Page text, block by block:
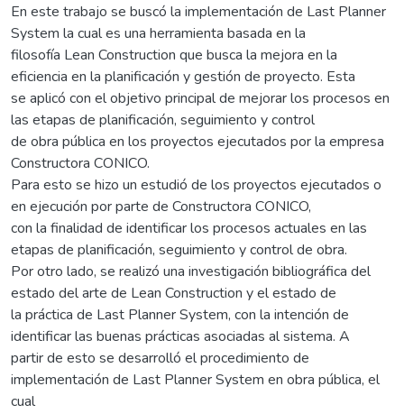
En este trabajo se buscó la implementación de Last Planner
System la cual es una herramienta basada en la
filosofía Lean Construction que busca la mejora en la
eficiencia en la planificación y gestión de proyecto. Esta
se aplicó con el objetivo principal de mejorar los procesos en
las etapas de planificación, seguimiento y control
de obra pública en los proyectos ejecutados por la empresa
Constructora CONICO.
Para esto se hizo un estudió de los proyectos ejecutados o
en ejecución por parte de Constructora CONICO,
con la finalidad de identificar los procesos actuales en las
etapas de planificación, seguimiento y control de obra.
Por otro lado, se realizó una investigación bibliográfica del
estado del arte de Lean Construction y el estado de
la práctica de Last Planner System, con la intención de
identificar las buenas prácticas asociadas al sistema. A
partir de esto se desarrolló el procedimiento de
implementación de Last Planner System en obra pública, el
cual